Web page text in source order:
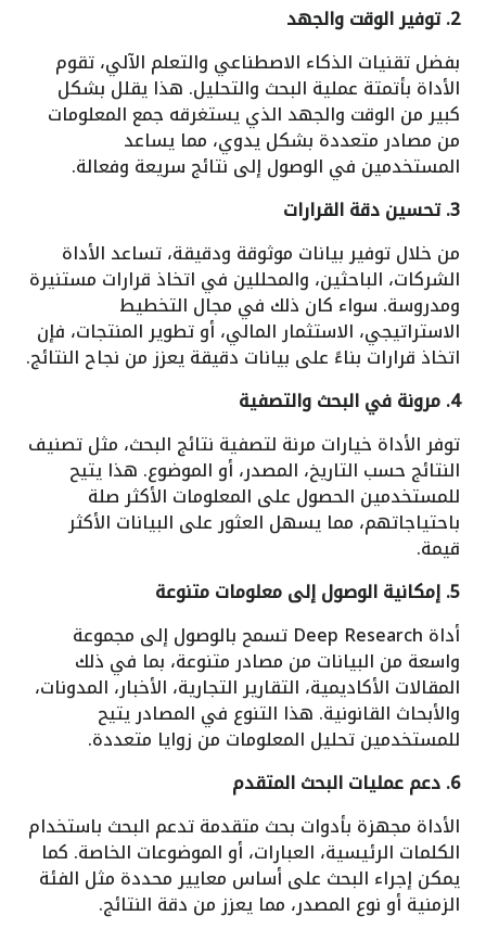
2. توفير الوقت والجهد
بفضل تقنيات الذكاء الاصطناعي والتعلم الآلي، تقوم
الأداة بأتمتة عملية البحث والتحليل. هذا يقلل بشكل
كبير من الوقت والجهد الذي يستغرقه جمع المعلومات
من مصادر متعددة بشكل يدوي، مما يساعد
المستخدمين في الوصول إلى نتائج سريعة وفعالة.
3. تحسين دقة القرارات
من خلال توفير بيانات موثوقة ودقيقة، تساعد الأداة
الشركات، الباحثين، والمحللين في اتخاذ قرارات مستنيرة
ومدروسة. سواء كان ذلك في مجال التخطيط
الاستراتيجي، الاستثمار المالي، أو تطوير المنتجات، فإن
اتخاذ قرارات بناءً على بيانات دقيقة يعزز من نجاح النتائج.
4. مرونة في البحث والتصفية
توفر الأداة خيارات مرنة لتصفية نتائج البحث، مثل تصنيف
النتائج حسب التاريخ، المصدر، أو الموضوع. هذا يتيح
للمستخدمين الحصول على المعلومات الأكثر صلة
باحتياجاتهم، مما يسهل العثور على البيانات الأكثر
قيمة.
5. إمكانية الوصول إلى معلومات متنوعة
أداة Deep Research تسمح بالوصول إلى مجموعة
واسعة من البيانات من مصادر متنوعة، بما في ذلك
المقالات الأكاديمية، التقارير التجارية، الأخبار، المدونات،
والأبحاث القانونية. هذا التنوع في المصادر يتيح
للمستخدمين تحليل المعلومات من زوايا متعددة.
6. دعم عمليات البحث المتقدم
الأداة مجهزة بأدوات بحث متقدمة تدعم البحث باستخدام
الكلمات الرئيسية، العبارات، أو الموضوعات الخاصة. كما
يمكن إجراء البحث على أساس معايير محددة مثل الفئة
الزمنية أو نوع المصدر، مما يعزز من دقة النتائج.